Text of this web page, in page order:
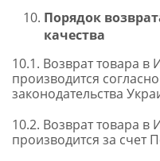
Порядок
качества
10.1. Возврат товара в
производится
законодательства
10.2. Возврат товара в
производится за счет